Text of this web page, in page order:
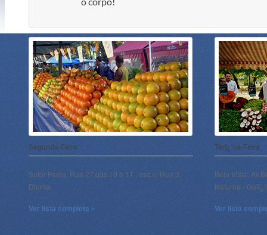
Segunda-Feira
Setor Fama, Rua 27,qds.10 e 11 , esq.c/ Rua 3,
Diurna
Ver lista completa »
Terï¿½a-Feira
Bela Vista,
Noturna -
Ver lista